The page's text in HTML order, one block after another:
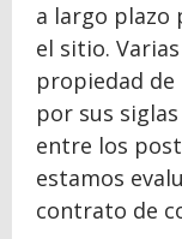
a largo plazo
el sitio.
propiedad de
por sus
entre los
estamos
contrato de